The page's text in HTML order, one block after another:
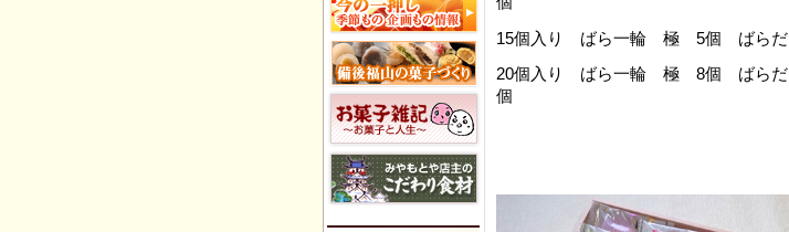
15個入り ばら一輪 極 5個 ばらだ
20個入り ばら一輪 極 8個 ばら
個